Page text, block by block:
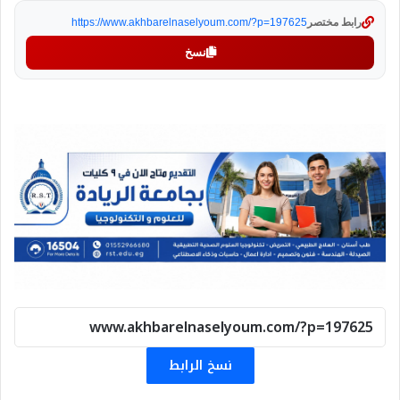
رابط مختصر https://www.akhbarelnaselyoum.com/?p=197625
نسخ
نسخ الرابط